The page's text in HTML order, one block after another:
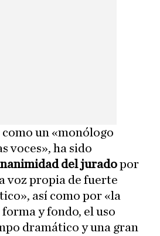
un «monólogo
voces», ha sido
del juradopor
voz propia de fuerte
así como por «la
y fondo, el uso
dramático y una gran